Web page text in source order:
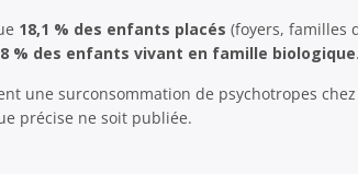
18,1 % des enfants placés (foyers, familles
% des enfants vivant en famille biologique.
une surconsommation de psychotropes
précise ne soit publiée.